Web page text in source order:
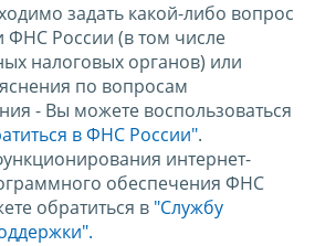
задать какой-либо вопрос
ФНС России (в том числе
налоговых органов) или
по вопросам
- Вы можете воспользоваться
в ФНС России".
интернет-
обеспечения ФНС
обратиться в "Службу